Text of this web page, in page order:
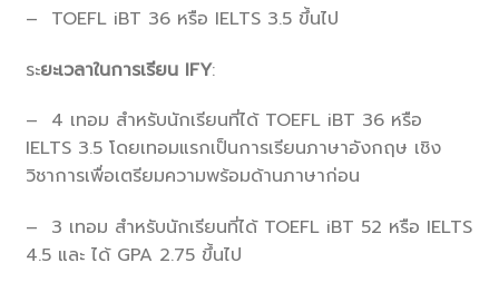
– TOEFL iBT 36 หรือ IELTS 3.5 ขึ้นไป
ระยะเวลาในการเรียน IFY:
– 4 เทอม สำหรับนักเรียนที่ได้ TOEFL iBT 36 หรือ
IELTS 3.5 โดยเทอมแรกเป็นการเรียนภาษาอังกฤษ เชิง
วิชาการเพื่อเตรียมความพร้อมด้านภาษาก่อน
– 3 เทอม สำหรับนักเรียนที่ได้ TOEFL iBT 52 หรือ IELTS
4.5 และ ได้ GPA 2.75 ขึ้นไป